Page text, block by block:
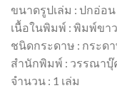
ขนาดรูปเล่ม : ปกอ่อน
เนื้อในพิมพ์ : พิมพ์ขา
ชนิดกระดาษ : กระด
สำนักพิมพ์ : วรรณาบุ๊
จำนวน : 1 เล่ม